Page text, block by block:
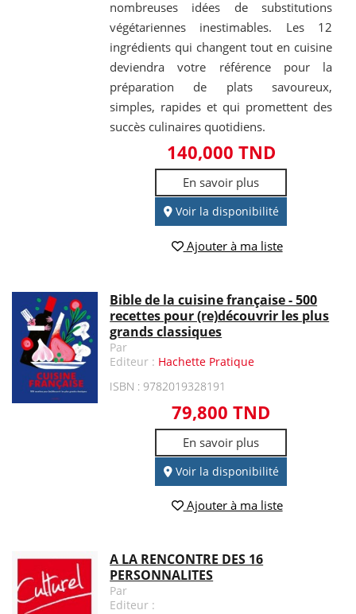
nombreuses idées de substitutions
végétariennes inestimables. Les 12
ingrédients qui changent tout en cuisine
deviendra votre référence pour la
préparation de plats savoureux,
simples, rapides et qui promettent des
succès culinaires quotidiens.
140,000 TND
En savoir plus
Voir la disponibilité
Ajouter à ma liste
Bible de la cuisine française - 500
recettes pour (re)découvrir les plus
grands classiques
Par
Editeur : Hachette Pratique
ISBN : 9782019328191
79,800 TND
En savoir plus
Voir la disponibilité
Ajouter à ma liste
A LA RENCONTRE DES 16
PERSONNALITES
Par
Editeur :